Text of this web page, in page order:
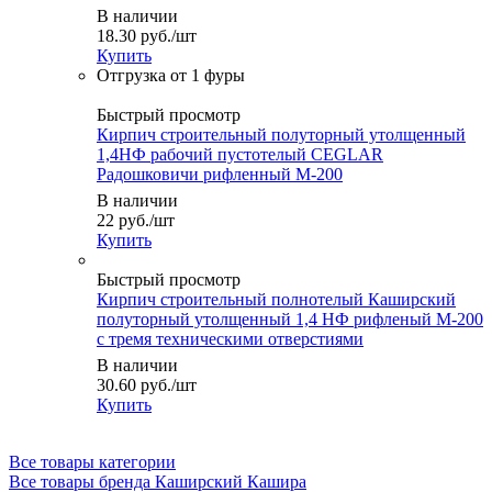
В наличии
18.30 руб./шт
Купить
Быстрый просмотр
Кирпич строительный полуторный утолщенный
1,4НФ рабочий пустотелый CEGLAR
Радошковичи рифленный М-200
В наличии
22 руб./шт
Купить
Быстрый просмотр
Кирпич строительный полнотелый Каширский
полуторный утолщенный 1,4 НФ рифленый М-200
с тремя техническими отверстиями
В наличии
30.60 руб./шт
Купить
Все товары категории
Все товары бренда Каширский Кашира